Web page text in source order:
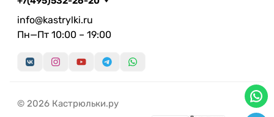
info@kastrylki.ru
Пн—Пт 10:00 – 19:00
© 2026 Кастрюльки.ру